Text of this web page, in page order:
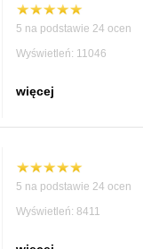
5 na podstawie 24 ocen
Wyświetleń: 11046
więcej
5 na podstawie 24 ocen
Wyświetleń: 8411